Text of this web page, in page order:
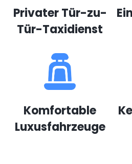
Privater Tür-zu-
Tür-Taxidienst
Komfortable
Luxusfahrzeuge